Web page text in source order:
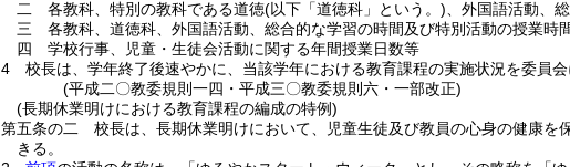
二
各教科、特別の教科である道徳(以下「道徳科」という。) 、外国語活動、
三
各教科、道徳科、外国語活動、総合的な学習の時間及び特別活動の授業時
四
学校行事、児童・生徒会活動に関する年間授業日数等
4
校長は、学年終了後速やかに、当該学年における教育課程の実施状況を委員会
(平成二〇教委規則一四・平成三〇教委規則六・一部改正)
(長期休業明けにおける教育課程の編成の特例)
第五条の二
校長は、長期休業明けにおいて、児童生徒及び教員の心身の健康
きる。